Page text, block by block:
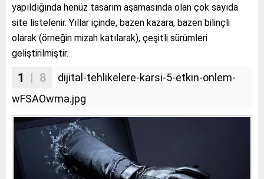
yapıldığında henüz tasarım aşamasında olan çok sayıda
site listelenir. Yıllar içinde, bazen kazara, bazen bilinçli
olarak (örneğin mizah katılarak), çeşitli sürümleri
geliştirilmiştir.
1 | 8
dijital-tehlikelere-karsi-5-etkin-onlem-
wFSAOwma.jpg